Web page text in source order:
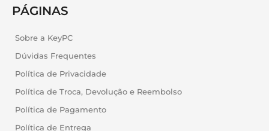
PÁGINAS
Sobre a KeyPC
Dúvidas Frequentes
Política de Privacidade
Política de Troca, Devolução e Reembolso
Política de Pagamento
Política de Entrega